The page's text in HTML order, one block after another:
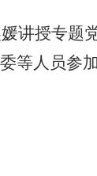
讲授专题
等人员参加